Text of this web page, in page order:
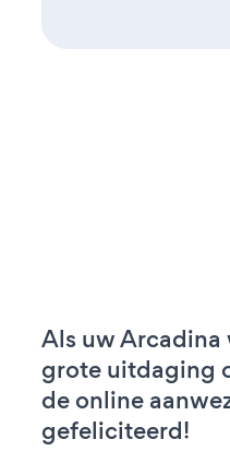
Als uw Arcadina
grote uitdaging
de online
gefeliciteerd!